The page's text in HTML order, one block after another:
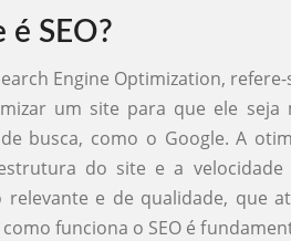
é SEO?
Engine Optimization,
um site para que ele
busca, como o Google. A
do site e a
relevante e de qualidade, que
funciona o SEO é